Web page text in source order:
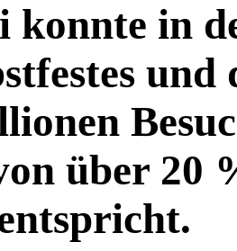
konnte in
und
über 20